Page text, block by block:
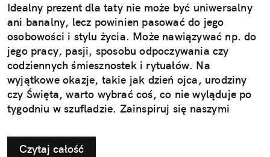
Idealny prezent dla taty nie może być uniwersalny
ani banalny, lecz powinien pasować do jego
osobowości i stylu życia. Może nawiązywać np. do
jego pracy, pasji, sposobu odpoczywania czy
codziennych śmiesznostek i rytuałów. Na
wyjątkowe okazje, takie jak dzień ojca, urodziny
czy Święta, warto wybrać coś, co nie wyląduje po
tygodniu w szufladzie. Zainspiruj się naszymi
taty.
Czytaj całość